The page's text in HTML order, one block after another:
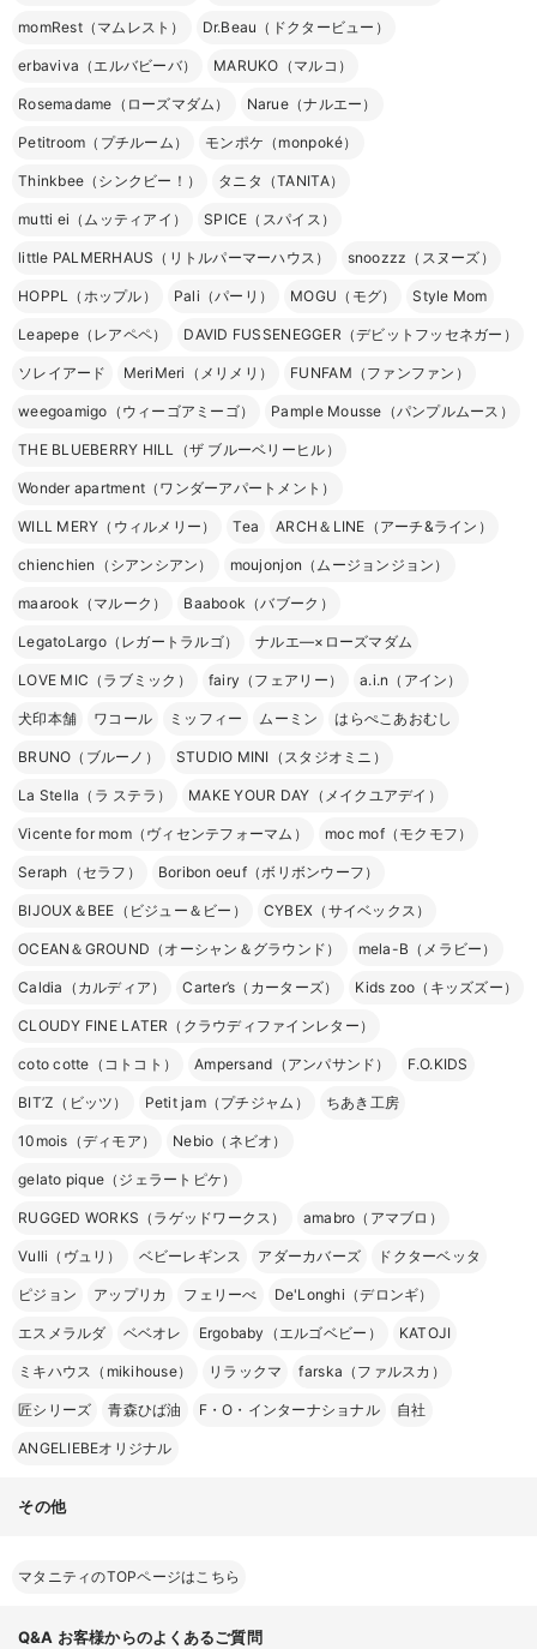
momRest（マムレスト） Dr.Beau（ドクタービュー）
erbaviva（エルバビーバ） MARUKO（マルコ）
Rosemadame（ローズマダム） Narue（ナルエー）
Petitroom（プチルーム） モンポケ（monpoké）
Thinkbee（シンクビー！） タニタ（TANITA）
mutti ei（ムッティアイ） SPICE（スパイス）
little PALMERHAUS（リトルパーマーハウス） snoozzz（スヌーズ）
HOPPL（ホップル） Pali（パーリ） MOGU（モグ） Style Mom
Leapepe（レアペペ） DAVID FUSSENEGGER（デビットフッセネガー）
ソレイアード MeriMeri（メリメリ） FUNFAM（ファンファン）
weegoamigo（ウィーゴアミーゴ） Pample Mousse（パンプルムース）
THE BLUEBERRY HILL（ザ ブルーベリーヒル）
Wonder apartment（ワンダーアパートメント）
WILL MERY（ウィルメリー） Tea ARCH＆LINE（アーチ&ライン）
chienchien（シアンシアン） moujonjon（ムージョンジョン）
maarook（マルーク） Baabook（バブーク）
LegatoLargo（レガートラルゴ） ナルエ―×ローズマダム
LOVE MIC（ラブミック） fairy（フェアリー） a.i.n（アイン）
犬印本舗 ワコール ミッフィー ムーミン はらぺこあおむし
BRUNO（ブルーノ） STUDIO MINI（スタジオミニ）
La Stella（ラ ステラ） MAKE YOUR DAY（メイクユアデイ）
Vicente for mom（ヴィセンテフォーマム） moc mof（モクモフ）
Seraph（セラフ） Boribon oeuf（ボリボンウーフ）
BIJOUX＆BEE（ビジュー＆ビー） CYBEX（サイベックス）
OCEAN＆GROUND（オーシャン＆グラウンド） mela-B（メラビー）
Caldia（カルディア） Carter’s（カーターズ） Kids zoo（キッズズー）
CLOUDY FINE LATER（クラウディファインレター）
coto cotte（コトコト） Ampersand（アンパサンド） F.O.KIDS
BIT’Z（ビッツ） Petit jam（プチジャム） ちあき工房
10mois（ディモア） Nebio（ネビオ）
gelato pique（ジェラートピケ）
RUGGED WORKS（ラゲッドワークス） amabro（アマブロ）
Vulli（ヴュリ） ベビーレギンス アダーカバーズ ドクターベッタ
ピジョン アップリカ フェリーべ De'Longhi（デロンギ）
エスメラルダ ベベオレ Ergobaby（エルゴベビー） KATOJI
ミキハウス（mikihouse） リラックマ farska（ファルスカ）
匠シリーズ 青森ひば油 F・O・インターナショナル 自社
ANGELIEBEオリジナル
その他
マタニティのTOPページはこちら
Q&A お客様からのよくあるご質問